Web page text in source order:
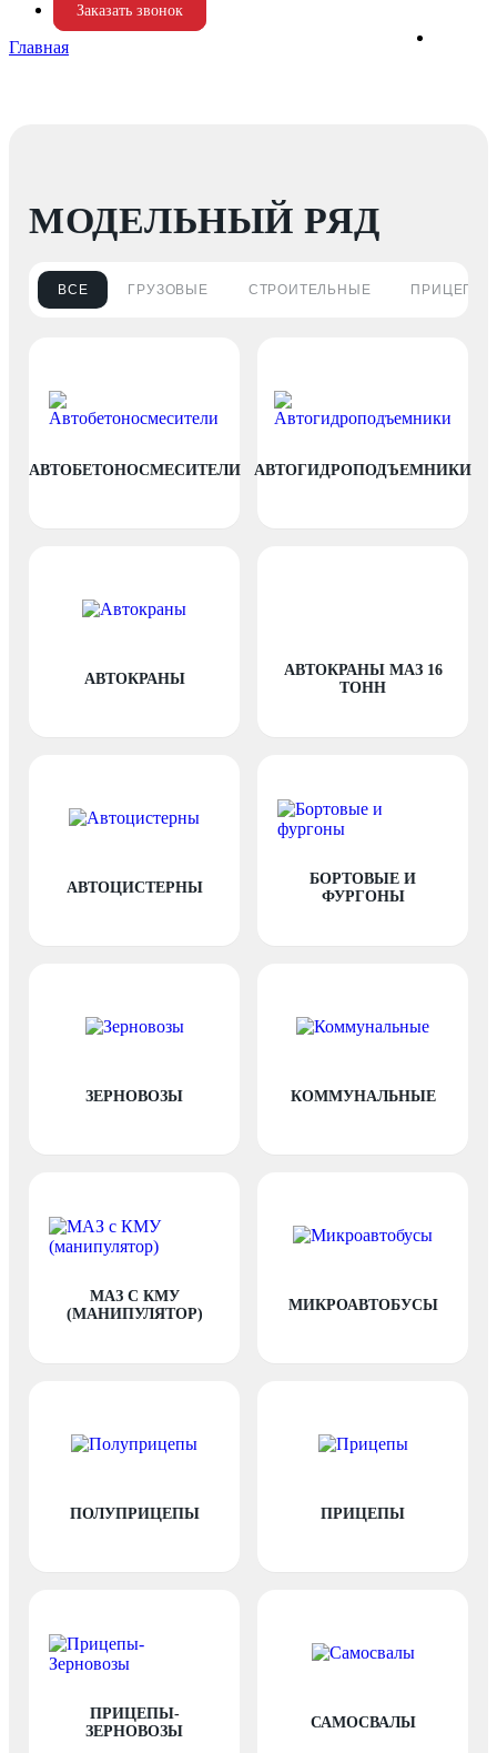
Заказать звонок
Главная
МОДЕЛЬНЫЙ РЯД
ВСЕ ГРУЗОВЫЕ СТРОИТЕЛЬНЫЕ
АВТОБЕТОНОСМЕСИТЕЛИ АВТОГИДРОПОДЪЕМНИКИ
АВТОКРАНЫ
АВТОКРАНЫ МАЗ 16
ТОНН
АВТОЦИСТЕРНЫ
БОРТОВЫЕ И
ФУРГОНЫ
ЗЕРНОВОЗЫ КОММУНАЛЬНЫЕ
МАЗ С КМУ
(МАНИПУЛЯТОР)
МИКРОАВТОБУСЫ
ПОЛУПРИЦЕПЫ ПРИЦЕПЫ
ПРИЦЕПЫ-
ЗЕРНОВОЗЫ
САМОСВАЛЫ